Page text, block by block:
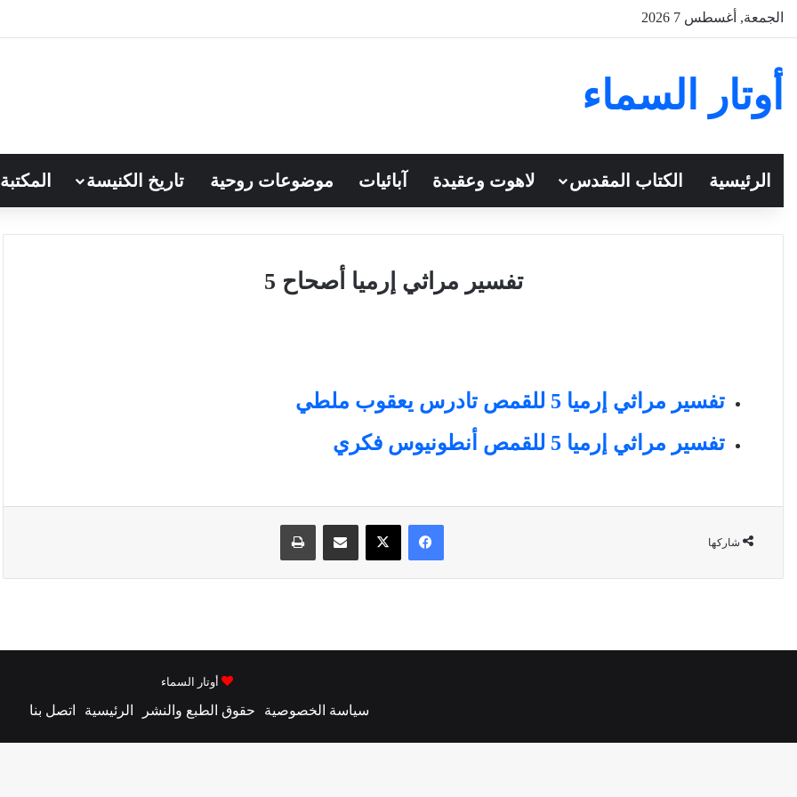
الجمعة, أغسطس 7 2026
أوتار السماء
الرئيسية الكتاب المقدس لاهوت وعقيدة آبائيات موضوعات روحية تاريخ الكنيسة المكتبة
تفسير مراثي إرميا أصحاح 5
تفسير مراثي إرميا 5 للقمص تادرس يعقوب ملطي
تفسير مراثي إرميا 5 للقمص أنطونيوس فكري
شاركها
فيسبوك‫X مشاركة عبر البريد طباعة
أوتار السماء
سياسة الخصوصية حقوق الطبع والنشر الرئيسية اتصل بنا